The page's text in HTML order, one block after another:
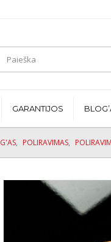
GARANTIJOS
, POLIRAVIMAS,